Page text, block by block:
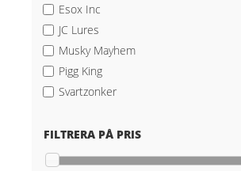
Esox Inc
JC Lures
Musky Mayhem
Pigg King
Svartzonker
FILTRERA PÅ PRIS